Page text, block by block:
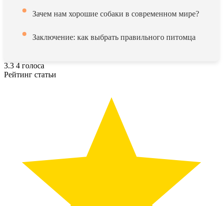
Зачем нам хорошие собаки в современном мире?
Заключение: как выбрать правильного питомца
3.3 4 голоса
Рейтинг статьи